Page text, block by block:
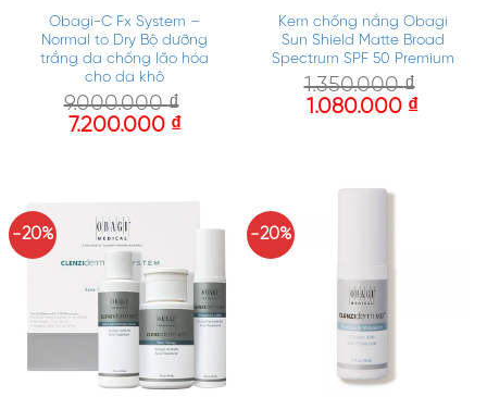
Obagi-C Fx System –
Normal to Dry Bộ dưỡng
trắng da chống lão hóa
cho da khô
9.000.000₫
7.200.000 ₫
Kem chống nắng Obagi
Sun Shield Matte Broad
Spectrum SPF 50 Premium
1.350.000₫
1.080.000 ₫
-20% -20%